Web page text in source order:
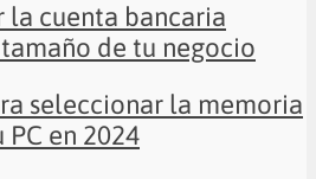
la cuenta bancaria
de tu negocio
seleccionar la memoria
en 2024